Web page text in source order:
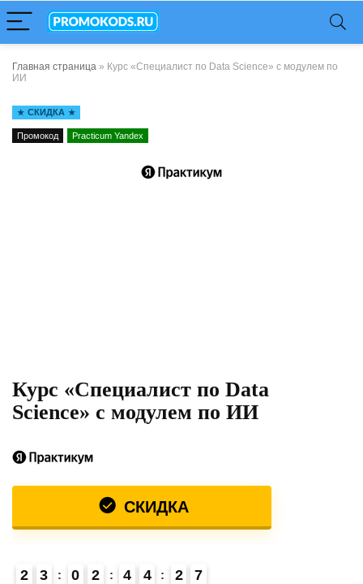
Главная страница » Курс «Специалист по Data Science» с модулем по
ИИ
СКИДКА
Промокод Practicum Yandex
Курс «Специалист по Data
Science» с модулем по ИИ
СКИДКА
2 3 0 2 4 4 2 7